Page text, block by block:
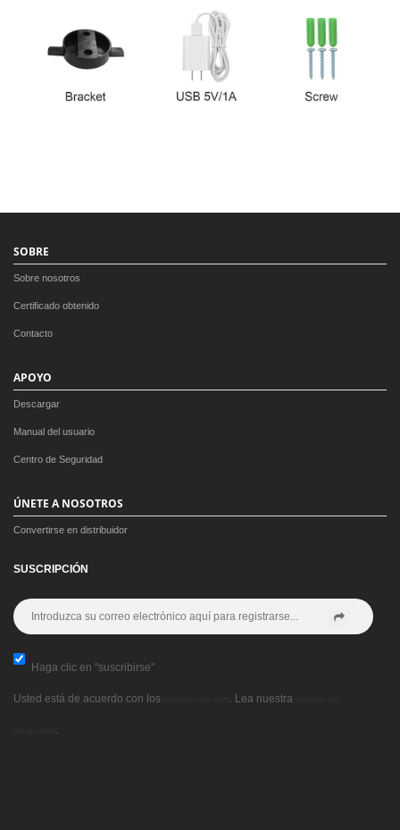
SOBRE
Sobre nosotros
Certificado obtenido
Contacto
APOYO
Descargar
Manual del usuario
Centro de Seguridad
ÚNETE A NOSOTROS
Convertirse en distribuidor
SUSCRIPCIÓN
Haga clic en "suscribirse"
Usted está de acuerdo con los . Lea nuestra